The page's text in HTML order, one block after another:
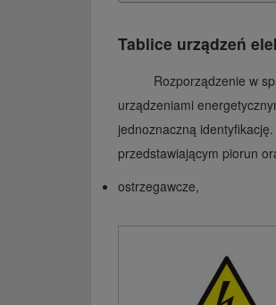
Tablice urządzeń
Rozporządzenie w
urządzeniami
jednoznaczną
przedstawiającym piorun
ostrzegawcze,